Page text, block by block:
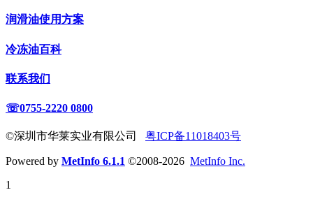
润滑油使用方案
冷冻油百科
联系我们
☏0755-2220 0800
©深圳市华莱实业有限公司 粤ICP备11018403号
Powered by MetInfo 6.1.1 ©2008-2026 MetInfo Inc.
1